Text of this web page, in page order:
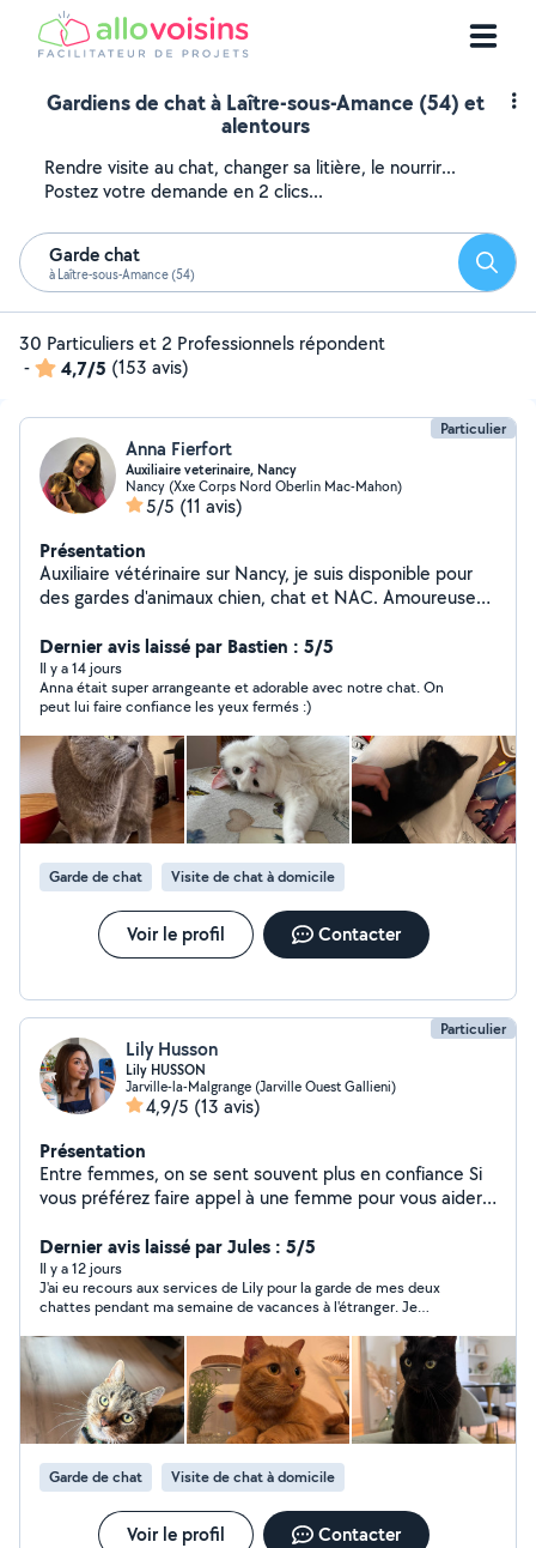
Gardiens de chat à Laître-sous-Amance (54) et
alentours
Rendre visite au chat, changer sa litière, le nourrir...
Postez votre demande en 2 clics...
Garde chat
à Laître-sous-Amance (54)
30 Particuliers et 2 Professionnels répondent
-
4,7/5 (153 avis)
Particulier
Anna Fierfort
Auxiliaire veterinaire, Nancy
Nancy (Xxe Corps Nord Oberlin Mac-Mahon)
5/5 (11 avis)
Présentation
Auxiliaire vétérinaire sur Nancy, je suis disponible pour
des gardes d'animaux chien, chat et NAC. Amoureuse
compagnons selon leur besoins, les garder lorsque vous
devez vous absenter, faire des balades, les toiletter si
besoin etc.
Dernier avis laissé par Bastien : 5/5
Il y a 14 jours
Anna était super arrangeante et adorable avec notre chat. On
peut lui faire confiance les yeux fermés :)
Garde de chat Visite de chat à domicile
Voir le profil Contacter
Particulier
Lily Husson
Lily HUSSON
Jarville-la-Malgrange (Jarville Ouest Gallieni)
4,9/5 (13 avis)
Présentation
Entre femmes, on se sent souvent plus en confiance Si
vous préférez faire appel à une femme pour vous aider
Lily, j'ai 23 ans et je suis diplômée d'un master manager
commerciale. Le matin je suis commerciale et l'après
midi disponible pour vous aider. Sérieuse, impliquée et
toujours motivée, j'aime rendre service et aider les
autres. Je propose : Ménage / entretien Garde
d'enfants (je possède le BAFA) Garde d'animaux Petits
services du quotidien (courses, colis, aide ponctuelle)
Au plaisir de vous aider !
Dernier avis laissé par Jules : 5/5
Il y a 12 jours
J'ai eu recours aux services de Lily pour la garde de mes deux
chattes pendant ma semaine de vacances à l'étranger. Je
communication quotidienne et a été au petit soin pour mes
chattes. Je n'hésiterais pas à faire de nouveau appel à ses
services si besoin Encore merci !
Garde de chat Visite de chat à domicile
Voir le profil Contacter